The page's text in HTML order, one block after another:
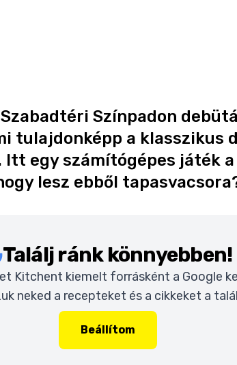
Színpadon
tulajdonképp a klasszikus
egy számítógépes játék a
lesz ebből
Találj ránk könnyebben!
Kitchent kiemelt forrásként a Google
neked a recepteket és a cikkeket a
Beállítom